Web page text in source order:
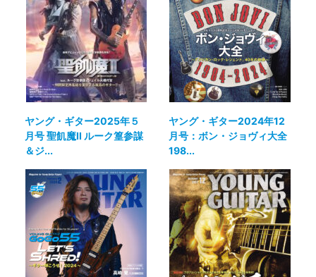
ヤング・ギター2025年５
月号 聖飢魔II ルーク篁参謀
＆ジ...
ヤング・ギター2024年12
月号：ボン・ジョヴィ大全
198...